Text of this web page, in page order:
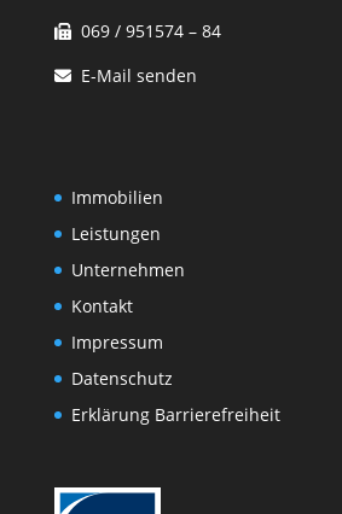
069 / 951574 – 84
E-Mail senden
Immobilien
Leistungen
Unternehmen
Kontakt
Impressum
Datenschutz
Erklärung Barrierefreiheit